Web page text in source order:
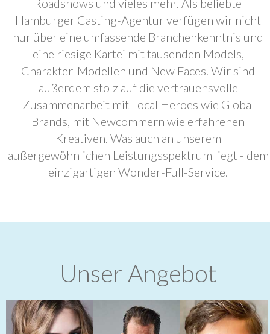
Hamburger Casting-Agentur verfügen wir nicht
nur über eine umfassende Branchenkenntnis und
eine riesige Kartei mit tausenden Models,
Charakter-Modellen und New Faces. Wir sind
außerdem stolz auf die vertrauensvolle
Zusammenarbeit mit Local Heroes wie Global
Brands, mit Newcommern wie erfahrenen
Kreativen. Was auch an unserem
außergewöhnlichen Leistungsspektrum liegt - dem
einzigartigen Wonder-Full-Service.
Unser Angebot